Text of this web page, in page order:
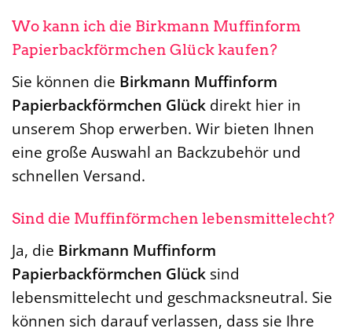
Wo kann ich die Birkmann Muffinform
Papierbackförmchen Glück kaufen?
Sie können die Birkmann Muffinform
Papierbackförmchen Glück direkt hier in
unserem Shop erwerben. Wir bieten Ihnen
eine große Auswahl an Backzubehör und
schnellen Versand.
Sind die Muffinförmchen lebensmittelecht?
Ja, die Birkmann Muffinform
Papierbackförmchen Glück sind
lebensmittelecht und geschmacksneutral. Sie
können sich darauf verlassen, dass sie Ihre